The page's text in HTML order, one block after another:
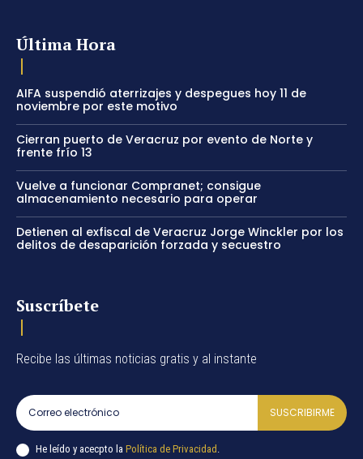
Última Hora
AIFA suspendió aterrizajes y despegues hoy 11 de
noviembre por este motivo
Cierran puerto de Veracruz por evento de Norte y
frente frío 13
Vuelve a funcionar Compranet; consigue
almacenamiento necesario para operar
Detienen al exfiscal de Veracruz Jorge Winckler por los
delitos de desaparición forzada y secuestro
Suscríbete
Recibe las últimas noticias gratis y al instante
SUSCRIBIRME
He leído y acecpto la Política de Privacidad .